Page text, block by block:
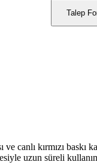
Talep
canlı kırmızı baskı
uzun süreli